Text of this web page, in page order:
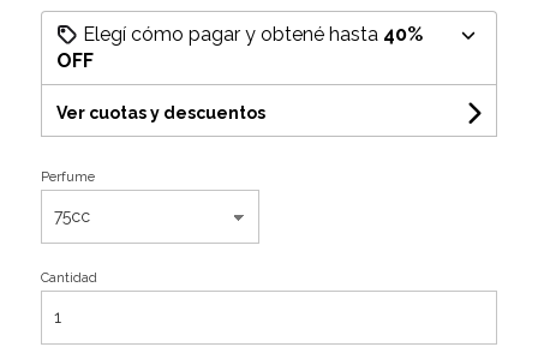
Elegí cómo pagar y obtené hasta 40%
OFF
Ver cuotas y descuentos
Perfume
Cantidad